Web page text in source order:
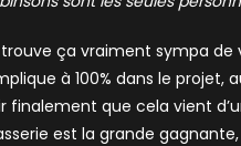
ça vraiment sympa de
à 100% dans le
finalement que cela vient
est la grande